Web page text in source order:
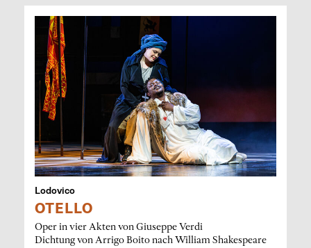
Lodovico
OTELLO
Oper in vier Akten von Giuseppe Verdi
Dichtung von Arrigo Boito nach William Shakespeare